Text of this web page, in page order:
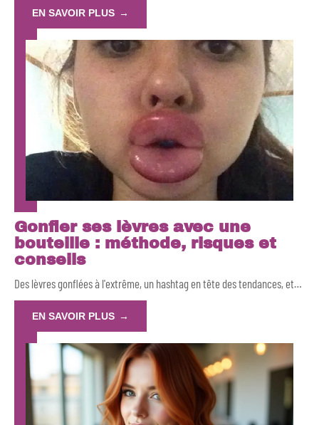
EN SAVOIR PLUS
Gonfler ses lèvres avec une
bouteille : méthode, risques et
conseils
Des lèvres gonflées à l'extrême, un hashtag en tête des tendances, et…
EN SAVOIR PLUS